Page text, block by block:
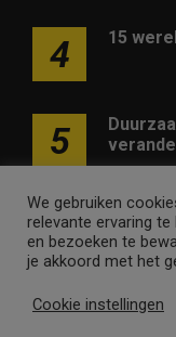
4 15
5
Adverteren op
We gebruiken
relevante ervaring
en bezoeken te
je akkoord met het
Cookie instellingen